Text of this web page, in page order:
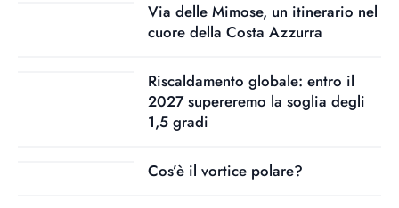
Via delle Mimose, un itinerario nel
cuore della Costa Azzurra
Riscaldamento globale: entro il
2027 supereremo la soglia degli
1,5 gradi
Cos’è il vortice polare?